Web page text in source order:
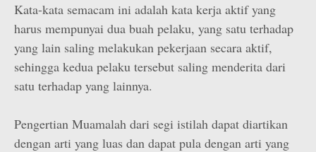
Kata-kata semacam ini adalah kata kerja aktif yang
harus mempunyai dua buah pelaku, yang satu terhadap
yang lain saling melakukan pekerjaan secara aktif,
sehingga kedua pelaku tersebut saling menderita dari
satu terhadap yang lainnya.
Pengertian Muamalah dari segi istilah dapat diartikan
dengan arti yang luas dan dapat pula dengan arti yang